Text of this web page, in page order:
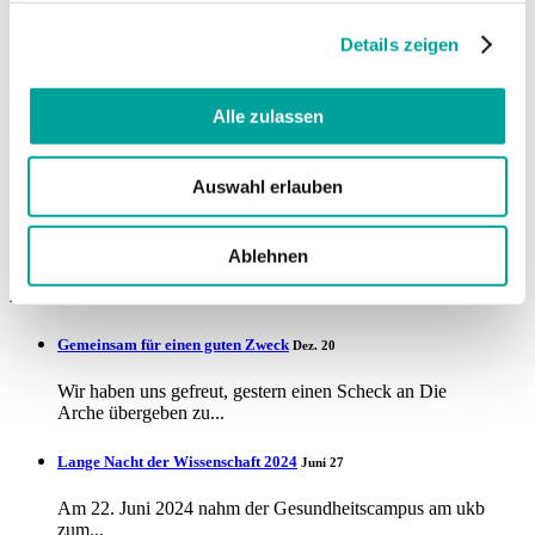
Details zeigen
Alle zulassen
Auswahl erlauben
Ablehnen
Navigation
Anfahrt
Patientenaufnahme
Datenschutz
Krankenhauszukunftsgesetz (KHZG)
Aktuelles
Gemeinsam für einen guten Zweck Dez. 20
Wir haben uns gefreut, gestern einen Scheck an Die
Arche übergeben zu...
Lange Nacht der Wissenschaft 2024 Juni 27
Am 22. Juni 2024 nahm der Gesundheitscampus am ukb
zum...